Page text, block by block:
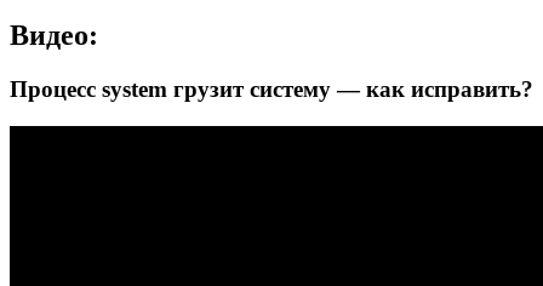
Видео:
Процесс system грузит систему — как исправить?